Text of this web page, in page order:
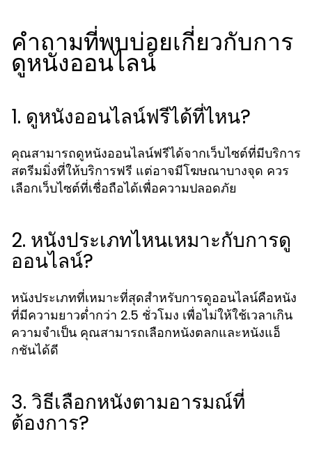
คำถามที่พบบ่อยเกี่ยวกับการ
ดูหนังออนไลน์
1. ดูหนังออนไลน์ฟรีได้ที่ไหน?
คุณสามารถดูหนังออนไลน์ฟรีได้จากเว็บไซต์ที่มีบริการ
สตรีมมิ่งที่ให้บริการฟรี แต่อาจมีโฆษณาบางจุด ควร
เลือกเว็บไซต์ที่เชื่อถือได้เพื่อความปลอดภัย
2. หนังประเภทไหนเหมาะกับการดู
ออนไลน์?
หนังประเภทที่เหมาะที่สุดสำหรับการดูออนไลน์คือหนัง
ที่มีความยาวต่ำกว่า 2.5 ชั่วโมง เพื่อไม่ให้ใช้เวลาเกิน
ความจำเป็น คุณสามารถเลือกหนังตลกและหนังแอ็
กชันได้ดี
3. วิธีเลือกหนังตามอารมณ์ที่
ต้องการ?